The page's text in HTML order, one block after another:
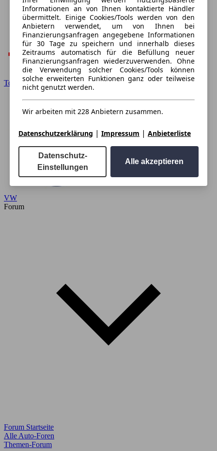
Toyota
VW
Forum
Forum Startseite
Alle Auto-Foren
Themen-Forum
Informationen an von Ihnen kontaktierte Händler
übermittelt. Einige Cookies/Tools werden von den
Anbietern verwendet, um von Ihnen bei
Finanzierungsanfragen angegebene Informationen
für 30 Tage zu speichern und innerhalb dieses
Zeitraums automatisch für die Befüllung neuer
Finanzierungsanfragen wiederzuverwenden. Ohne
die Verwendung solcher Cookies/Tools können
solche erweiterten Funktionen ganz oder teilweise
nicht genutzt werden.
Wir arbeiten mit 228 Anbietern zusammen.
Datenschutzerklärung | Impressum | Anbieterliste
Datenschutz-
Einstellungen
Alle akzeptieren